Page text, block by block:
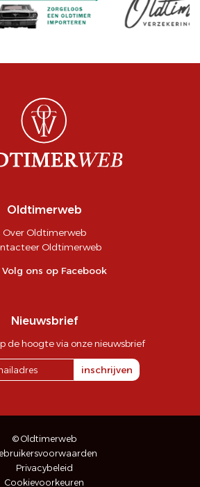
Oldtimerweb
Over Oldtimerweb
Oldtimerweb
Volg ons op Facebook
Nieuwsbrief
de hoogte via onze nieuwsbrief
inschrijven
© Oldtimerweb
Privacybeleid
Cookievoorkeuren